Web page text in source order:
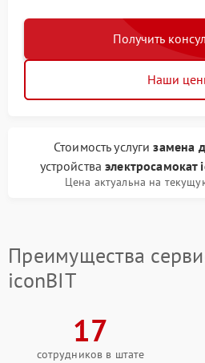
Получить
Наши
Стоимость услугизамена
устройстваэлектросамокат
Цена актуальна на
Преимущества
iconBIT
17
сотрудников в штате